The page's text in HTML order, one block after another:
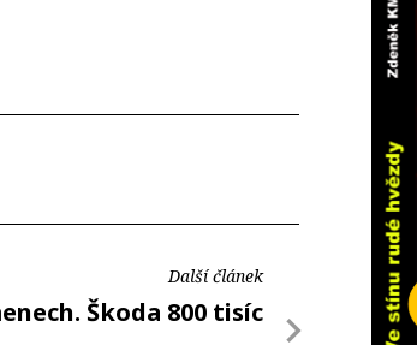
Další článek
Škoda 800 tisíc